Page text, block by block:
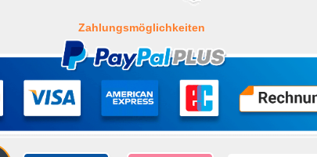
Zahlungsmöglichkeiten